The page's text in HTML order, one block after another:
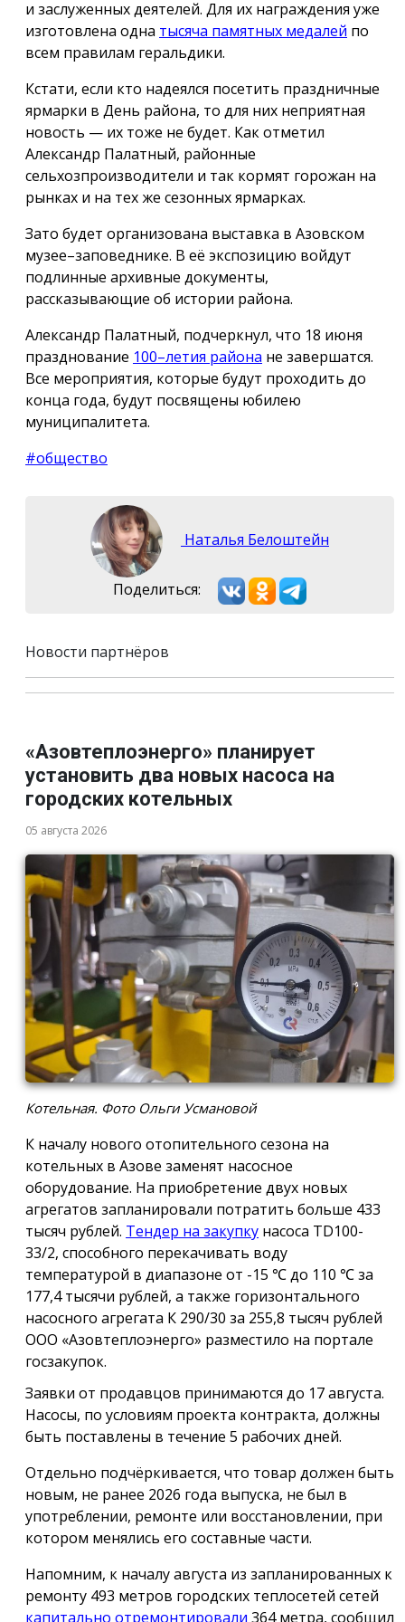
и заслуженных деятелей. Для их награждения уже
изготовлена одна тысяча памятных медалей по
всем правилам геральдики.
Кстати, если кто надеялся посетить праздничные
ярмарки в День района, то для них неприятная
новость — их тоже не будет. Как отметил
Александр Палатный, районные
сельхозпроизводители и так кормят горожан на
рынках и на тех же сезонных ярмарках.
Зато будет организована выставка в Азовском
музее–заповеднике. В её экспозицию войдут
подлинные архивные документы,
рассказывающие об истории района.
Александр Палатный, подчеркнул, что 18 июня
празднование 100–летия района не завершатся.
Все мероприятия, которые будут проходить до
конца года, будут посвящены юбилею
муниципалитета.
#общество
Наталья Белоштейн
Поделиться:
Новости партнёров
«Азовтеплоэнерго» планирует
установить два новых насоса на
городских котельных
05 августа 2026
Котельная. Фото Ольги Усмановой
К началу нового отопительного сезона на
котельных в Азове заменят насосное
оборудование. На приобретение двух новых
агрегатов запланировали потратить больше 433
тысяч рублей. Тендер на закупку насоса TD100-
33/2, способного перекачивать воду
температурой в диапазоне от -15 ℃ до 110 ℃ за
177,4 тысячи рублей, а также горизонтального
насосного агрегата К 290/30 за 255,8 тысяч рублей
ООО «Азовтеплоэнерго» разместило на портале
госзакупок.
Заявки от продавцов принимаются до 17 августа.
Насосы, по условиям проекта контракта, должны
быть поставлены в течение 5 рабочих дней.
Отдельно подчёркивается, что товар должен быть
новым, не ранее 2026 года выпуска, не был в
употреблении, ремонте или восстановлении, при
котором менялись его составные части.
Напомним, к началу августа из запланированных к
ремонту 493 метров городских теплосетей сетей
капитально отремонтировали 364 метра, сообщил